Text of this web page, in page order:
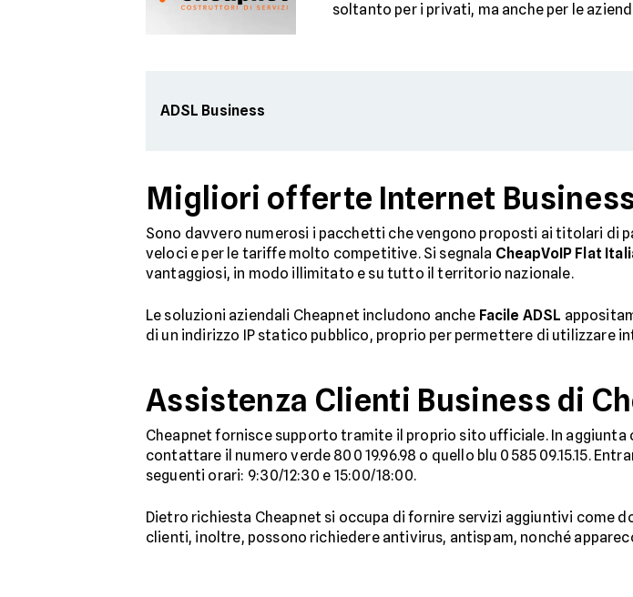
soltanto per i privati, ma anche per le
ADSL Business
Migliori offerte Internet
Sono davvero numerosi i pacchetti che vengono proposti ai titolari di
veloci e per le tariffe molto competitive. Si segnala CheapVoIP Flat
vantaggiosi, in modo illimitato e su tutto il territorio nazionale.
Le soluzioni aziendali Cheapnet includono anche Facile ADSL
di un indirizzo IP statico pubblico, proprio per permettere di utilizzare
Assistenza Clienti Business di
Cheapnet fornisce supporto tramite il proprio sito ufficiale. In aggiunta
contattare il numero verde 800 19.96.98 o quello blu 0585 09.15.15.
seguenti orari: 9:30/12:30 e 15:00/18:00.
Dietro richiesta Cheapnet si occupa di fornire servizi aggiuntivi come
clienti, inoltre, possono richiedere antivirus, antispam, nonché